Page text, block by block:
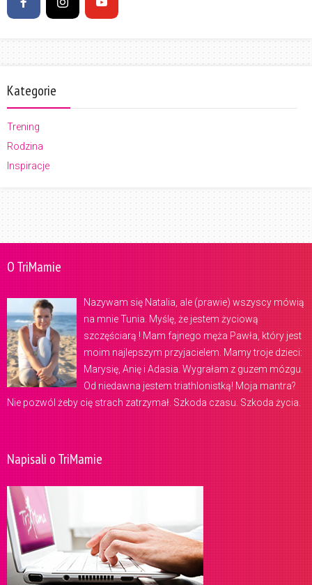
Kategorie
Trening
Rodzina
Inspiracje
O TriMamie
Nazywam się Natalia, ale (prawie) wszyscy mówią
na mnie Tunia. Myślę, że jestem życiową
szczęściarą ! Mam fajnego męża Pawła, który jest
moim najlepszym przyjacielem. Mamy troje dzieci:
Marysię, Anię i Adasia. Wygrałam z guzem mózgu.
Od niedawna jestem triathlonistką! Moja mantra?
Nie pozwól żeby cię strach zatrzymał. Szkoda czasu. Szkoda życia.
Napisali o TriMamie